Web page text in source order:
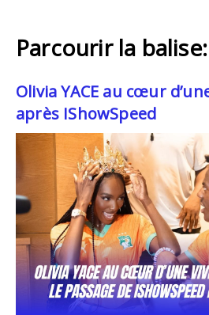
Parcourir la
Olivia YACE au cœur
après IShowSpeed